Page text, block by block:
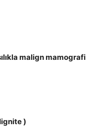
malign mamografi
)